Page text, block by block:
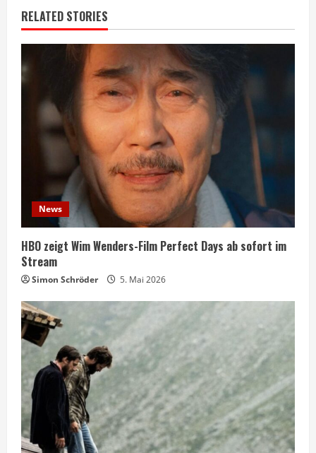
RELATED STORIES
News
HBO zeigt Wim Wenders-Film Perfect Days ab sofort im
Stream
Simon Schröder 5. Mai 2026